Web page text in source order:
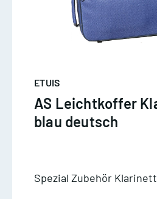
ETUIS
AS Leichtkoffer
blau deutsch
Spezial Zubehör